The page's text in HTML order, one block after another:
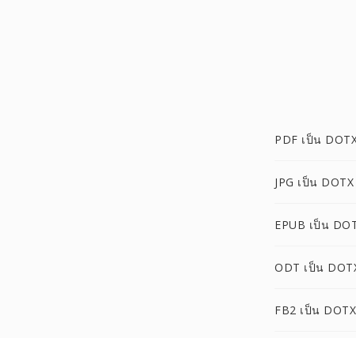
PDF เป็น
JPG เป็น DOTX
EPUB เป็น
ODT เป็น
FB2 เป็น DOTX